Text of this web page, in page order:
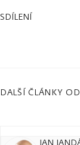
SDÍLENÍ
DALŠÍ ČLÁNKY
JAN